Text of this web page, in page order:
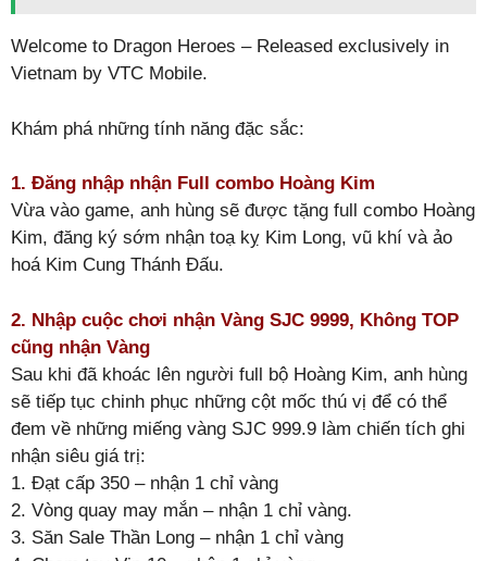
Welcome to Dragon Heroes – Released exclusively in
Vietnam by VTC Mobile.
Khám phá những tính năng đặc sắc:
1. Đăng nhập nhận Full combo Hoàng Kim
Vừa vào game, anh hùng sẽ được tặng full combo Hoàng
Kim, đăng ký sớm nhận toạ kỵ Kim Long, vũ khí và ảo
hoá Kim Cung Thánh Đấu.
2. Nhập cuộc chơi nhận Vàng SJC 9999, Không TOP
cũng nhận Vàng
Sau khi đã khoác lên người full bộ Hoàng Kim, anh hùng
sẽ tiếp tục chinh phục những cột mốc thú vị để có thể
đem về những miếng vàng SJC 999.9 làm chiến tích ghi
nhận siêu giá trị:
1. Đạt cấp 350 – nhận 1 chỉ vàng
2. Vòng quay may mắn – nhận 1 chỉ vàng.
3. Săn Sale Thần Long – nhận 1 chỉ vàng